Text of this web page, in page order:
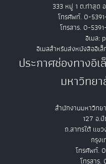
333 หมู่ 1 ต.ท่าสุด
โทรศัพท์. 0-
โทรสาร. 0-
อีเมล:
อีเมลสำหรับส่งหนังสืออิเ
ประกาศช่องทางอิ
มหาวิทย
สำนักงานมหาวิทย
127 อ.
ถ.สาทรใต้ แข
กรุง
โทรศัพท์.
โทรสาร